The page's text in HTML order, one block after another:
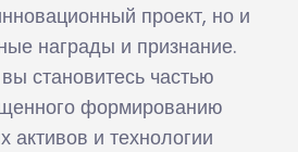
проект, но и
награды и признание.
становитесь частью
формированию
и технологии